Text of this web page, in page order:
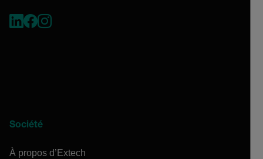
Société
À propos d’Extech